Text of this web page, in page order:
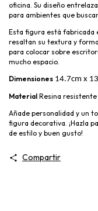
oficina. Su diseño
para ambientes que
Esta figura está fabricada
resaltan su textura y
para colocar sobre
mucho espacio.
Dimensiones 14.7cm x
Material Resina
Añade personalidad y un
figura decorativa. ¡Hazla
de estilo y buen gusto!
Compartir